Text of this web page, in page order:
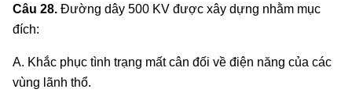
Câu 28. Đường dây 500 KV được xây dựng nhằm mục
đích:
A. Khắc phục tình trạng mất cân đối về điện năng của các
vùng lãnh thổ.